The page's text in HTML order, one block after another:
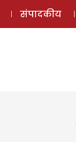
संपादकीय